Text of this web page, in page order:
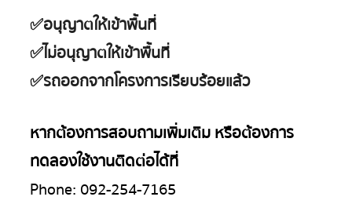
✅อนุญาตให้เข้าพื้นที่
✅ไม่อนุญาตให้เข้าพื้นที่
✅รถออกจากโครงการเรียบร้อยแล้ว
หากต้องการสอบถามเพิ่มเติม หรือต้องการ
ทดลองใช้งานติดต่อได้ที่
Phone: 092-254-7165